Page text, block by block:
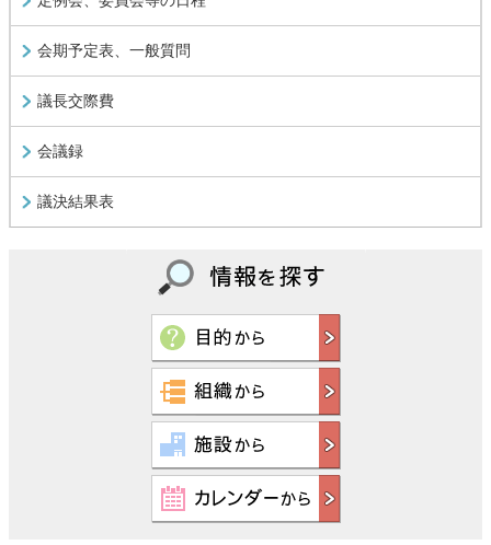
会期予定表、一般質問
議長交際費
会議録
議決結果表